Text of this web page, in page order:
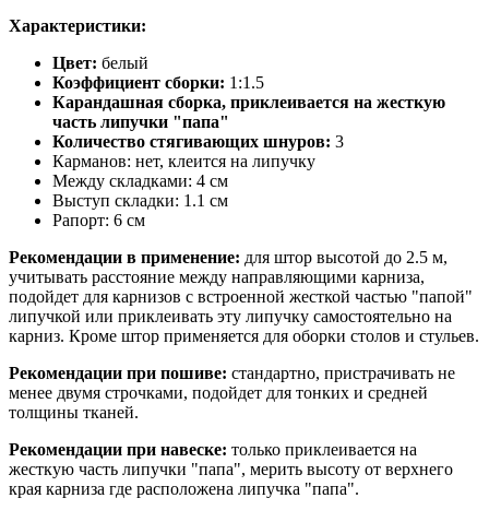
Характеристики:
Цвет: белый
Коэффициент сборки: 1:1.5
Карандашная сборка, приклеивается на жесткую
часть липучки "папа"
Количество стягивающих шнуров: 3
Карманов: нет, клеится на липучку
Между складками: 4 см
Выступ складки: 1.1 см
Рапорт: 6 см
Рекомендации в применение: для штор высотой до 2.5 м,
учитывать расстояние между направляющими карниза,
подойдет для карнизов с встроенной жесткой частью "папой"
липучкой или приклеивать эту липучку самостоятельно на
карниз. Кроме штор применяется для оборки столов и стульев.
Рекомендации при пошиве: стандартно, пристрачивать не
менее двумя строчками, подойдет для тонких и средней
толщины тканей.
Рекомендации при навеске: только приклеивается на
жесткую часть липучки "папа", мерить высоту от верхнего
края карниза где расположена липучка "папа".